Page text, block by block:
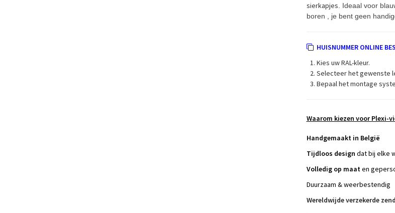
sierkapjes . Ideaal voor
boren , je bent geen
HUISNUMMER ONLINE
Kies uw RAL-kleur.
Selecteer het gewenste
Bepaal het montage
Waarom kiezen voor Plexi-
Handgemaakt in België
Tijdloos design dat bij elke
Volledig op maaten
Duurzaam & weerbestendig
Wereldwijde verzekerde